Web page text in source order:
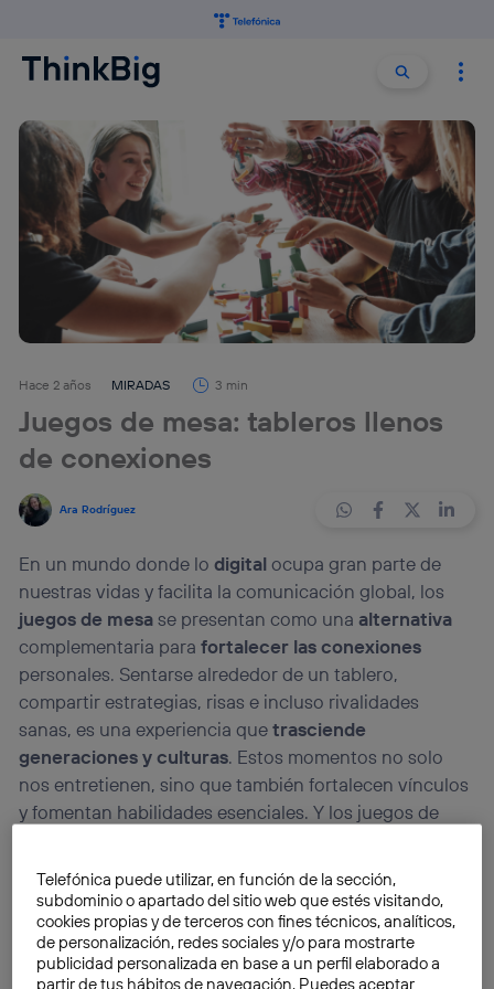
Buscar
Hace 2 años MIRADAS 3 min
Juegos de mesa: tableros llenos
de conexiones
Ara Rodríguez
En un mundo donde lodigitalocupa gran parte de
nuestras vidas y facilita la comunicación global, los
juegos de mesase presentan como una alternativa
complementaria parafortalecer las conexiones
personales. Sentarse alrededor de un tablero,
compartir estrategias, risas e incluso rivalidades
sanas, es una experiencia quetrasciende
generaciones y culturas. Estos momentos no solo
nos entretienen, sino que también fortalecen vínculos
y fomentan habilidades esenciales. Y los juegos de
Mejor Conectados de la mano de los creadores del
canal de Twitch,Análsis-Parálisis.
Telefónica puede utilizar, en función de la sección,
subdominio o apartado del sitio web que estés visitando,
cookies propias y de terceros con fines técnicos, analíticos,
de personalización, redes sociales y/o para mostrarte
publicidad personalizada en base a un perfil elaborado a
partir de tus hábitos de navegación. Puedes aceptar